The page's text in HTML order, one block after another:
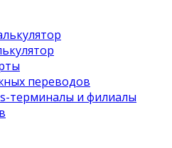
переводов
терминалы и филиалы